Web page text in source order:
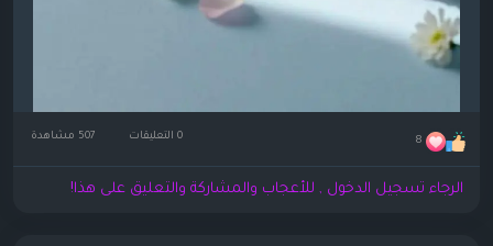
8 0 التعليقات
الرجاء تسجيل الدخول , للأعجاب والمشاركة والتعليق على هذا!